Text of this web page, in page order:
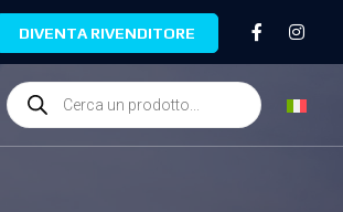
DIVENTA RIVENDITORE